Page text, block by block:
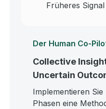
Früheres
Der Human Co-
Collective
Uncertain
Implementieren
Phasen eine